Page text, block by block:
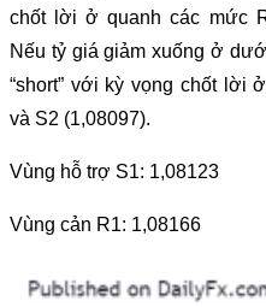
chốt lời ở quanh các mức
Nếu tỷ giá giảm xuống ở
“short” với kỳ vọng chốt lời
và S2 (1,08097).
Vùng hỗ trợ S1: 1,08123
Vùng cản R1: 1,08166